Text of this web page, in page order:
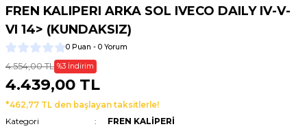
FREN KALIPERI ARKA SOL IVECO DAILY IV-V-
VI 14> (KUNDAKSIZ)
0 Puan - 0 Yorum
4.554,00 TL %3 İndirim
4.439,00 TL
*462,77 TL den başlayan taksitlerle!
Kategori
FREN KALİPERİ